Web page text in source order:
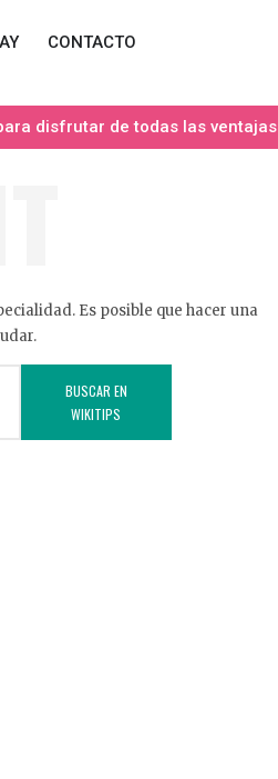
CONTACTO
disfrutar de todas las ventajas
Es posible que hacer una
BUSCAR EN
WIKITIPS